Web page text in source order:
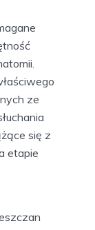
mieli